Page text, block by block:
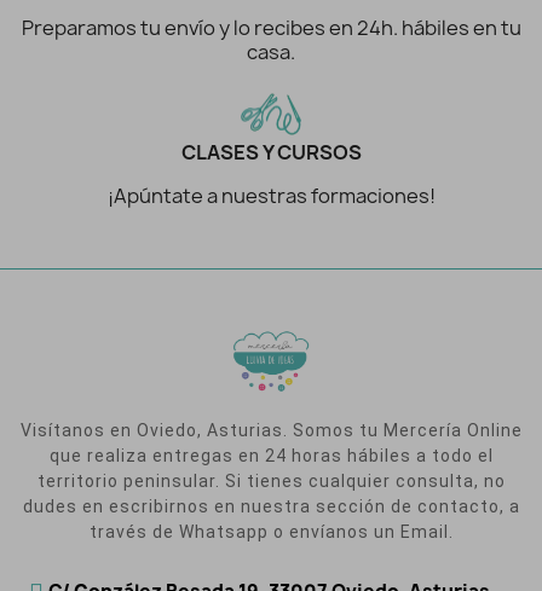
Preparamos tu envío y lo recibes en 24h. hábiles en tu
casa.
CLASES Y CURSOS
¡Apúntate a nuestras formaciones!
Visítanos en Oviedo, Asturias. Somos tu Mercería Online
que realiza entregas en 24 horas hábiles a todo el
territorio peninsular. Si tienes cualquier consulta, no
dudes en escribirnos en nuestra sección de contacto, a
través de Whatsapp o envíanos un Email.